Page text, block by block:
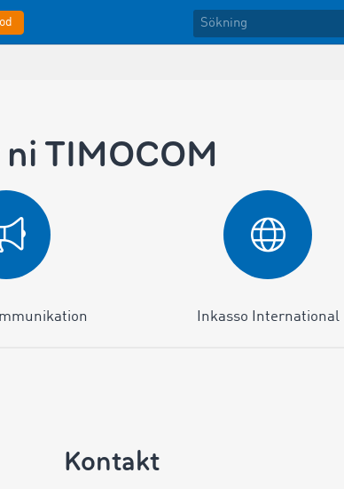
TIMOCOM
Inkasso International
Kontakt